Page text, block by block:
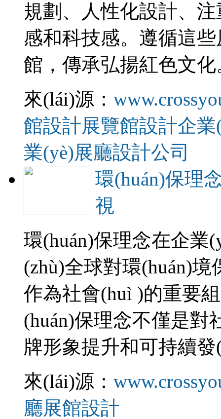
規劃、人性化設計
感和科技感。遵循這
館，傳承弘揚紅色文化
來(lái)源：
館設計展覽館設計企業
業(yè)展廳設計公司
環(huán)保理
視
環(huán)保理念在企業
(zhù)全球對環(huán)境保
作為社會(huì )的重要
(huán)保理念不僅是對
牌形象提升和可持續發
來(lái)源：
廳展館設計